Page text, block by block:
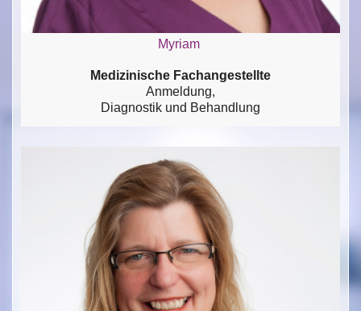
Myriam
Medizinische Fachangestellte
Anmeldung,
Diagnostik und Behandlung